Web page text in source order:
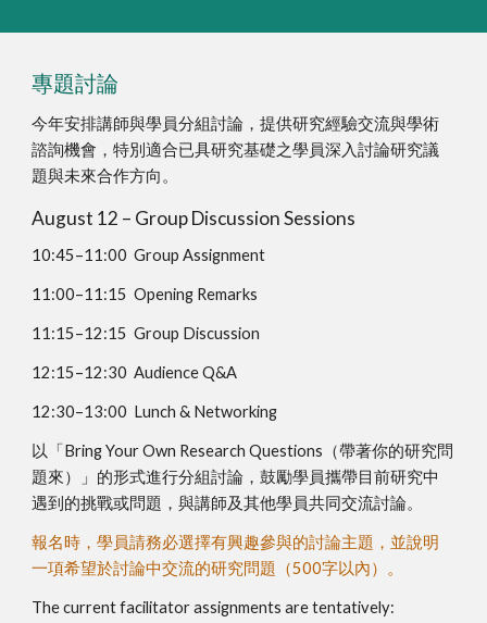
專題討論
今年安排講師與學員分組討論，提供研究經驗交流與學術
諮詢機會，特別適合已具研究基礎之學員深入討論研究議
題與未來合作方向。
August 12 – Group Discussion Sessions
10:45–11:00 Group Assignment
11:00–11:15 Opening Remarks
11:15–12:15 Group Discussion
12:15–12:30 Audience Q&A
12:30–13:00 Lunch & Networking
以「Bring Your Own Research Questions（帶著你的研究問
題來）」的形式進行分組討論，鼓勵學員攜帶目前研究中
遇到的挑戰或問題，與講師及其他學員共同交流討論。
報名時，學員請務必選擇有興趣參與的討論主題，並說明
一項希望於討論中交流的研究問題（500字以內）。
The current facilitator assignments are tentatively: